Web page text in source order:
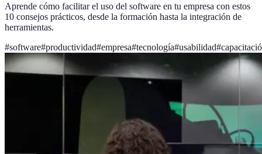
Aprende cómo facilitar el uso del software en tu empresa con estos
10 consejos prácticos, desde la formación hasta la integración de
herramientas.
#software#productividad#empresa#tecnología#usabilidad#